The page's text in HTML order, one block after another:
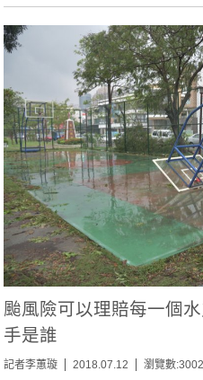
颱風險可以理賠每一個
手是誰
記者李蕙璇 2018.07.12 瀏覽數:3002